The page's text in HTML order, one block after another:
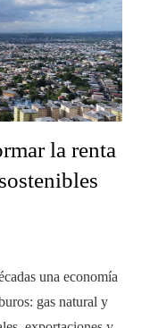
la renta
una economía
gas natural y